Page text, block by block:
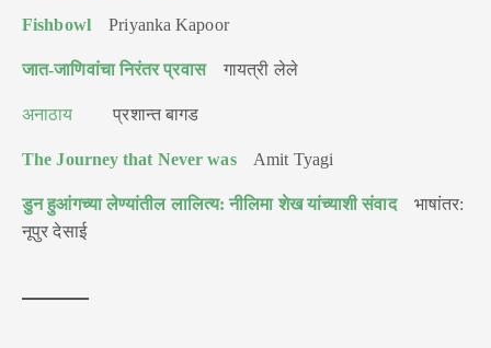
Fishbowl Priyanka Kapoor
जात-जाणिवांचा निरंतर प्रवास गायत्री लेले
अनाठाय प्रशान्त बागड
The Journey that Never wasAmit Tyagi
डुन हुआंगच्या लेण्यांतील लालित्य: नीलिमा शेख यांच्याशी संवाद
भाषांतर:
नूपुर देसाई